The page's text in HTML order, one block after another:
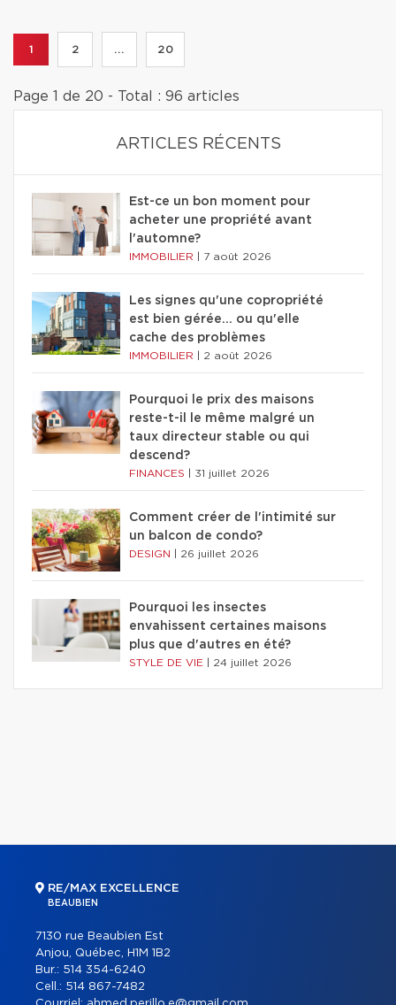
1 2 ... 20
Page 1 de 20 - Total : 96 articles
ARTICLES RÉCENTS
Est-ce un bon moment pour
acheter une propriété avant
l'automne?
IMMOBILIER 7 août 2026
Les signes qu'une copropriété
est bien gérée… ou qu'elle
cache des problèmes
IMMOBILIER 2 août 2026
Pourquoi le prix des maisons
reste-t-il le même malgré un
taux directeur stable ou qui
descend?
FINANCES 31 juillet 2026
Comment créer de l'intimité sur
un balcon de condo?
DESIGN 26 juillet 2026
Pourquoi les insectes
envahissent certaines maisons
plus que d'autres en été?
STYLE DE VIE 24 juillet 2026
RE/MAX EXCELLENCE
BEAUBIEN
7130 rue Beaubien Est
Anjou, Québec, H1M 1B2
Bur.: 514 354-6240
Cell.: 514 867-7482